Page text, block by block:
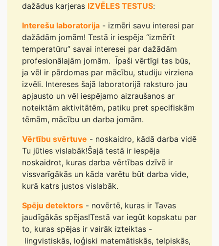
dažādus karjeras IZVĒLES TESTUS:
Interešu laboratorija - izmēri savu interesi par
dažādām jomām! Testā ir iespēja “izmērīt
temperatūru” savai interesei par dažādām
profesionālajām jomām. Īpaši vērtīgi tas būs,
ja vēl ir pārdomas par mācību, studiju virziena
izvēli. Intereses šajā laboratorijā raksturo jau
apjausto un vēl iespējamo aizraušanos ar
noteiktām aktivitātēm, patiku pret specifiskām
tēmām, mācību un darba jomām.
Vērtību svērtuve - noskaidro, kādā darba vidē
Tu jūties vislabāk!Šajā testā ir iespēja
noskaidrot, kuras darba vērtības dzīvē ir
vissvarīgākās un kāda varētu būt darba vide,
kurā katrs justos vislabāk.
Spēju detektors - novērtē, kuras ir Tavas
jaudīgākās spējas!Testā var iegūt kopskatu par
to, kuras spējas ir vairāk izteiktas -
lingvistiskās, loģiski matemātiskās, telpiskās,